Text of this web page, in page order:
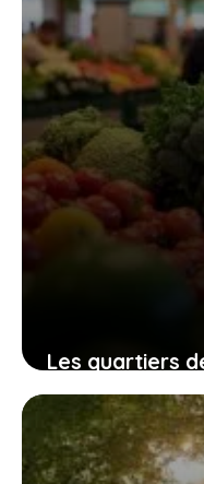
Les quartiers
particularités :
Hautepierre,
7 juillet 2026